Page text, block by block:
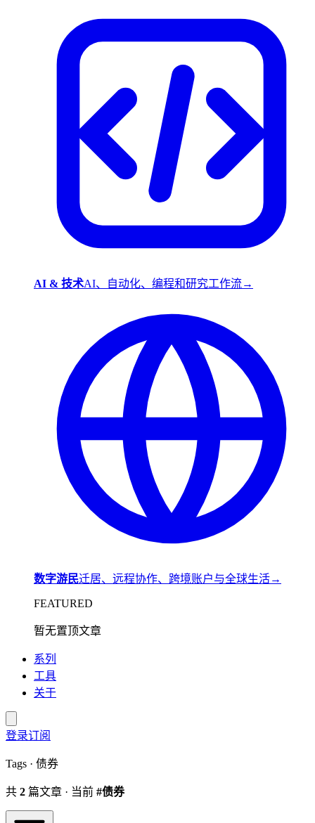
AI & 技术AI、自动化、编程和研究工作流→
数字游民迁居、远程协作、跨境账户与全球生活→
FEATURED
暂无置顶文章
系列
工具
关于
登录订阅
Tags · 债券
共 2 篇文章 · 当前 #债券